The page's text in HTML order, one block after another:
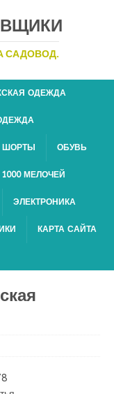
САДОВОД.
ОДЕЖДА
ОБУВЬ
1000 МЕЛОЧЕЙ
ЭЛЕКТРОНИКА
КАРТА САЙТА